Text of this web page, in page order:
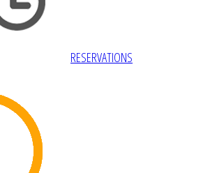
RESERVATIONS